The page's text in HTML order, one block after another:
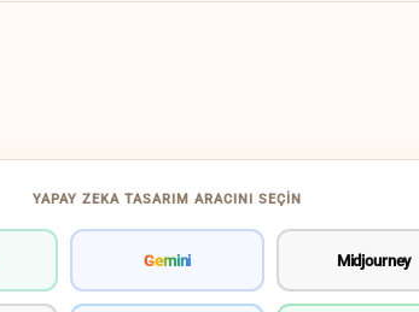
YAPAY ZEKA TASARIM ARACINI SEÇIN
Gemini Midjourney